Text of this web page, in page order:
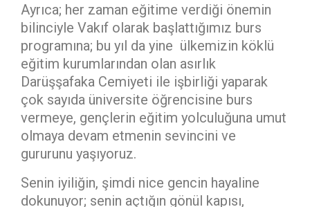
Ayrıca; her zaman eğitime verdiği önemin
bilinciyle Vakıf olarak başlattığımız burs
programına; bu yıl da yine ülkemizin köklü
eğitim kurumlarından olan asırlık
Darüşşafaka Cemiyeti ile işbirliği yaparak
çok sayıda üniversite öğrencisine burs
vermeye, gençlerin eğitim yolculuğuna umut
olmaya devam etmenin sevincini ve
gururunu yaşıyoruz.
Senin iyiliğin, şimdi nice gencin hayaline
dokunuyor; senin açtığın gönül kapısı,